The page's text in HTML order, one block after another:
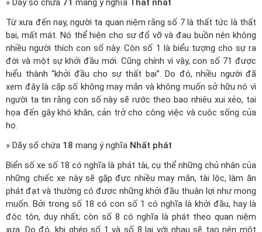
» Dãy số chứa 71 mang ý nghĩa
Thất nhất
Từ xưa đến nay, người ta quan niệm rằng số 7 là thất tức là thất
bại, mất mát. Nó thể hiện cho sự đổ vỡ và đau buồn nên không
nhiều người thích con số này. Còn số 1 là biểu tượng cho sự ra
đời và một sự khởi đầu mới. Cũng chính vì vậy, con số 71 được
hiểu thành “khởi đầu cho sự thất bại”. Do đó, nhiều người đã
xem đây là cặp số không may mắn và không muốn sở hữu nó vì
người ta tin rằng con số này sẽ rước theo bao nhiêu xui xẻo, tai
họa đến gây khó khăn, cản trở cho công việc và cuộc sống của
họ.
» Dãy số chứa 18 mang ý nghĩa Nhất phát
Biển số xe số 18 có nghĩa là phát tài, cụ thể những chủ nhân của
những chiếc xe này sẽ gặp đực nhiều may mắn, tài lộc, làm ăn
phát đạt và thường có được những khởi đầu thuận lợi như mong
muốn. Bởi trong số 18 có con số 1 có nghĩa là khởi đầu, hay là
độc tôn, duy nhất; còn số 8 có nghĩa là phát theo quan niệm
xưa. Do đó, khi ghép số 1 và số 8 lại với nhau sẽ tạo nên một